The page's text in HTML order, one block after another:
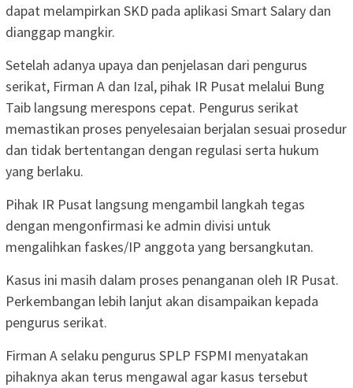
dapat melampirkan SKD pada aplikasi Smart Salary dan
dianggap mangkir.
Setelah adanya upaya dan penjelasan dari pengurus
serikat, Firman A dan Izal, pihak IR Pusat melalui Bung
Taib langsung merespons cepat. Pengurus serikat
memastikan proses penyelesaian berjalan sesuai prosedur
dan tidak bertentangan dengan regulasi serta hukum
yang berlaku.
Pihak IR Pusat langsung mengambil langkah tegas
dengan mengonfirmasi ke admin divisi untuk
mengalihkan faskes/IP anggota yang bersangkutan.
Kasus ini masih dalam proses penanganan oleh IR Pusat.
Perkembangan lebih lanjut akan disampaikan kepada
pengurus serikat.
Firman A selaku pengurus SPLP FSPMI menyatakan
pihaknya akan terus mengawal agar kasus tersebut